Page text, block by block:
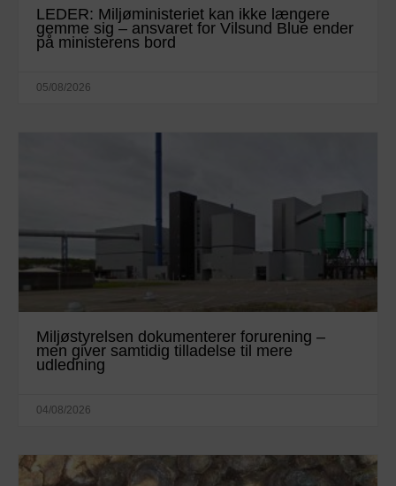
LEDER: Miljøministeriet kan ikke længere
gemme sig – ansvaret for Vilsund Blue ender
på ministerens bord
05/08/2026
Miljøstyrelsen dokumenterer forurening –
men giver samtidig tilladelse til mere
udledning
04/08/2026